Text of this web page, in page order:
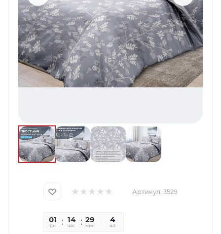
Артикул: 3529
01
дн
14
час
29
мин
03
сек
4
шт